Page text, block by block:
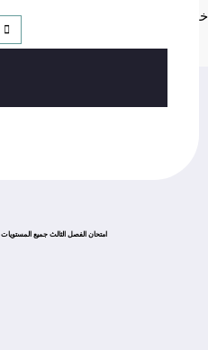
خياطة القفطان المغربي
امتحان الفصل الثالث جميع المستويات